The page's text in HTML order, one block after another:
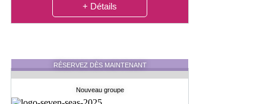
+ Détails
RÉSERVEZ DÈS MAINTENANT
Nouveau groupe